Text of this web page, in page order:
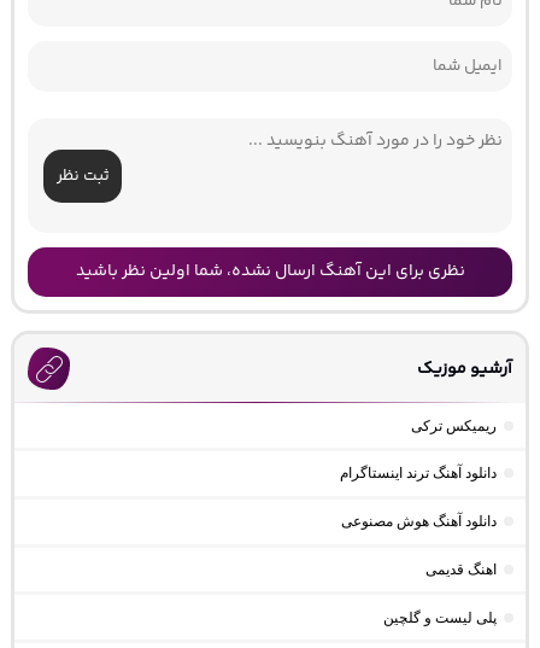
ثبت نظر
نظری برای این آهنگ ارسال نشده، شما اولین نظر باشید
آرشیو موزیک
ریمیکس ترکی
دانلود آهنگ ترند اینستاگرام
دانلود آهنگ هوش مصنوعی
اهنگ قدیمی
پلی لیست و گلچین